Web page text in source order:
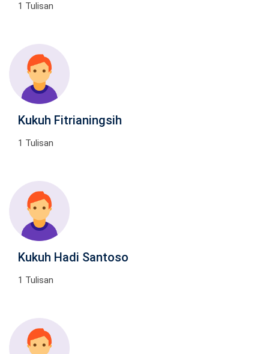
1 Tulisan
Kukuh Fitrianingsih
1 Tulisan
Kukuh Hadi Santoso
1 Tulisan